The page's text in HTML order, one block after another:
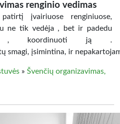
renginio vedimas
įvairiuose renginiuose,
ne tik vedėja , bet ir padedu
, koordinuoti ją .
smagi, įsimintina, ir
» Švenčių organizavimas,